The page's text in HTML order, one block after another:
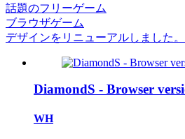
話題のフリーゲーム
ブラウザゲーム
デザインをリニューアルしました。
DiamondS - Browser
WH